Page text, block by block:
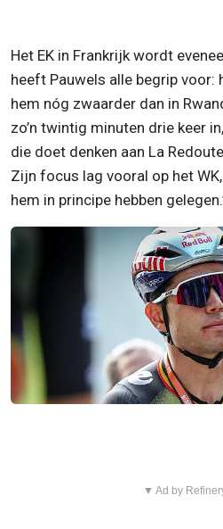
Het EK in Frankrijk wordt
heeft Pauwels alle begrip voor:
hem nóg zwaarder dan in
zo’n twintig minuten drie keer
die doet denken aan La
Zijn focus lag vooral op het
hem in principe hebben
▼ Ad by